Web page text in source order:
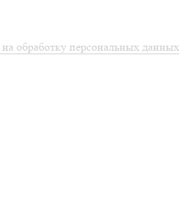
на обработку персональных данных